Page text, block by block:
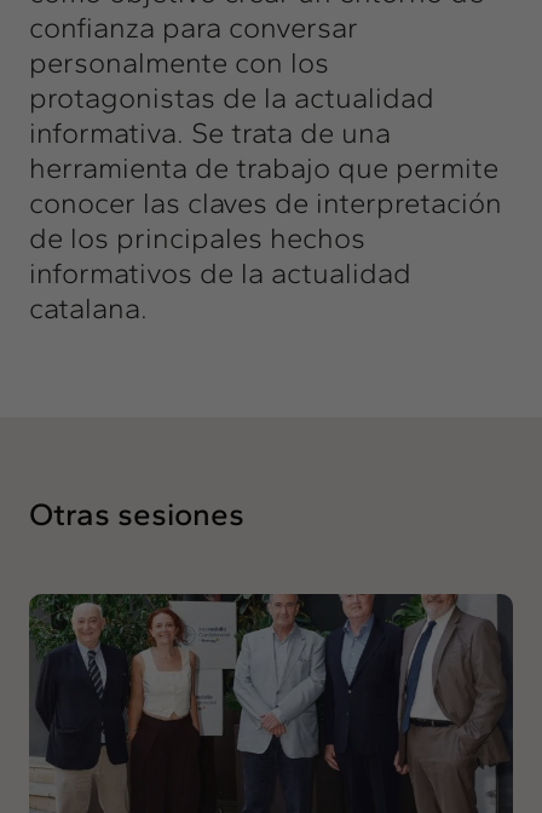
confianza para conversar
personalmente con los
protagonistas de la actualidad
informativa. Se trata de una
herramienta de trabajo que permite
conocer las claves de interpretación
de los principales hechos
informativos de la actualidad
catalana.
Otras sesiones